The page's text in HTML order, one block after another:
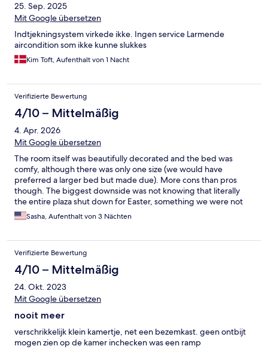
25. Sep. 2025
Mit Google übersetzen
Indtjekningsystem virkede ikke. Ingen service Larmende
aircondition som ikke kunne slukkes
Kim Toft, Aufenthalt von 1 Nacht
Verifizierte Bewertung
4/10 – Mittelmäßig
4. Apr. 2026
Mit Google übersetzen
The room itself was beautifully decorated and the bed was
comfy, although there was only one size (we would have
preferred a larger bed but made due). More cons than pros
though. The biggest downside was not knowing that literally
the entire plaza shut down for Easter, something we were not
aware of at all, despite having already visited two other cities in
Norway with everything still open. We would have appreciated
amenities, additional towels or toiletries, and their FAQs state
that guests can purchase what they need at nearby stores -
which were all closed. That includes the pharmacies, which was
awful because half our travel party got sick with the flu and we
had nowhere to get meds despite walking around for a couple
hours. When I emailed the staff about the major inconvenience,
holidays and closures. We stayed for three nights in this
condition so it was not an enjoyable experience at all.
Unfortunate, really.
Sasha, Aufenthalt von 3 Nächten
Verifizierte Bewertung
4/10 – Mittelmäßig
24. Okt. 2023
Mit Google übersetzen
nooit meer
verschrikkelijk klein kamertje, net een bezemkast. geen ontbijt
mogen zien op de kamer inchecken was een ramp